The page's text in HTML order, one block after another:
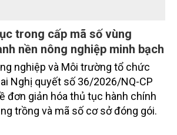
trong cấp mã số vùng
nền nông nghiệp minh bạch
nghiệp và Môi trường tổ chức